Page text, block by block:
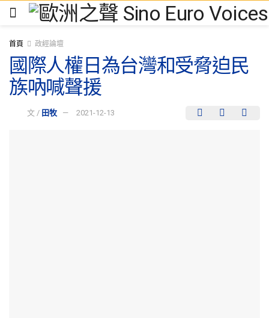
首頁 政經論壇
國際人權日為台灣和受脅迫民
族吶喊聲援
文 / 田牧 2021-12-13